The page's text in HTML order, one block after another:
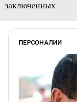
заключенных
ПЕРСОНАЛИИ